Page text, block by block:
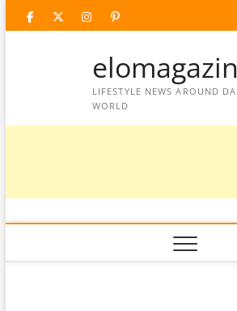
facebooktwitter
instagram
googleplus
pinterest
elomagazin
LIFESTYLE NEWS AROUND DA
WORLD